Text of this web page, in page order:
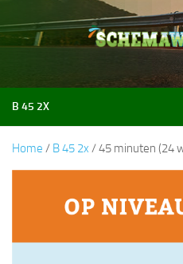
Doorgaan naar inhoud
B 45 2X
Home / B 45 2x / 45 minuten (24